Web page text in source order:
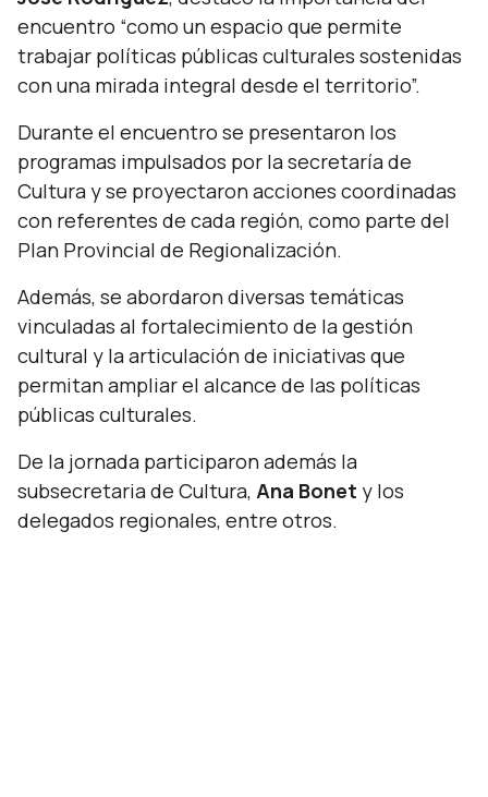
encuentro “como un espacio que permite
trabajar políticas públicas culturales sostenidas
con una mirada integral desde el territorio”.
Durante el encuentro se presentaron los
programas impulsados por la secretaría de
Cultura y se proyectaron acciones coordinadas
con referentes de cada región, como parte del
Plan Provincial de Regionalización.
Además, se abordaron diversas temáticas
vinculadas al fortalecimiento de la gestión
cultural y la articulación de iniciativas que
permitan ampliar el alcance de las políticas
públicas culturales.
De la jornada participaron además la
subsecretaria de Cultura, Ana Bonet y los
delegados regionales, entre otros.